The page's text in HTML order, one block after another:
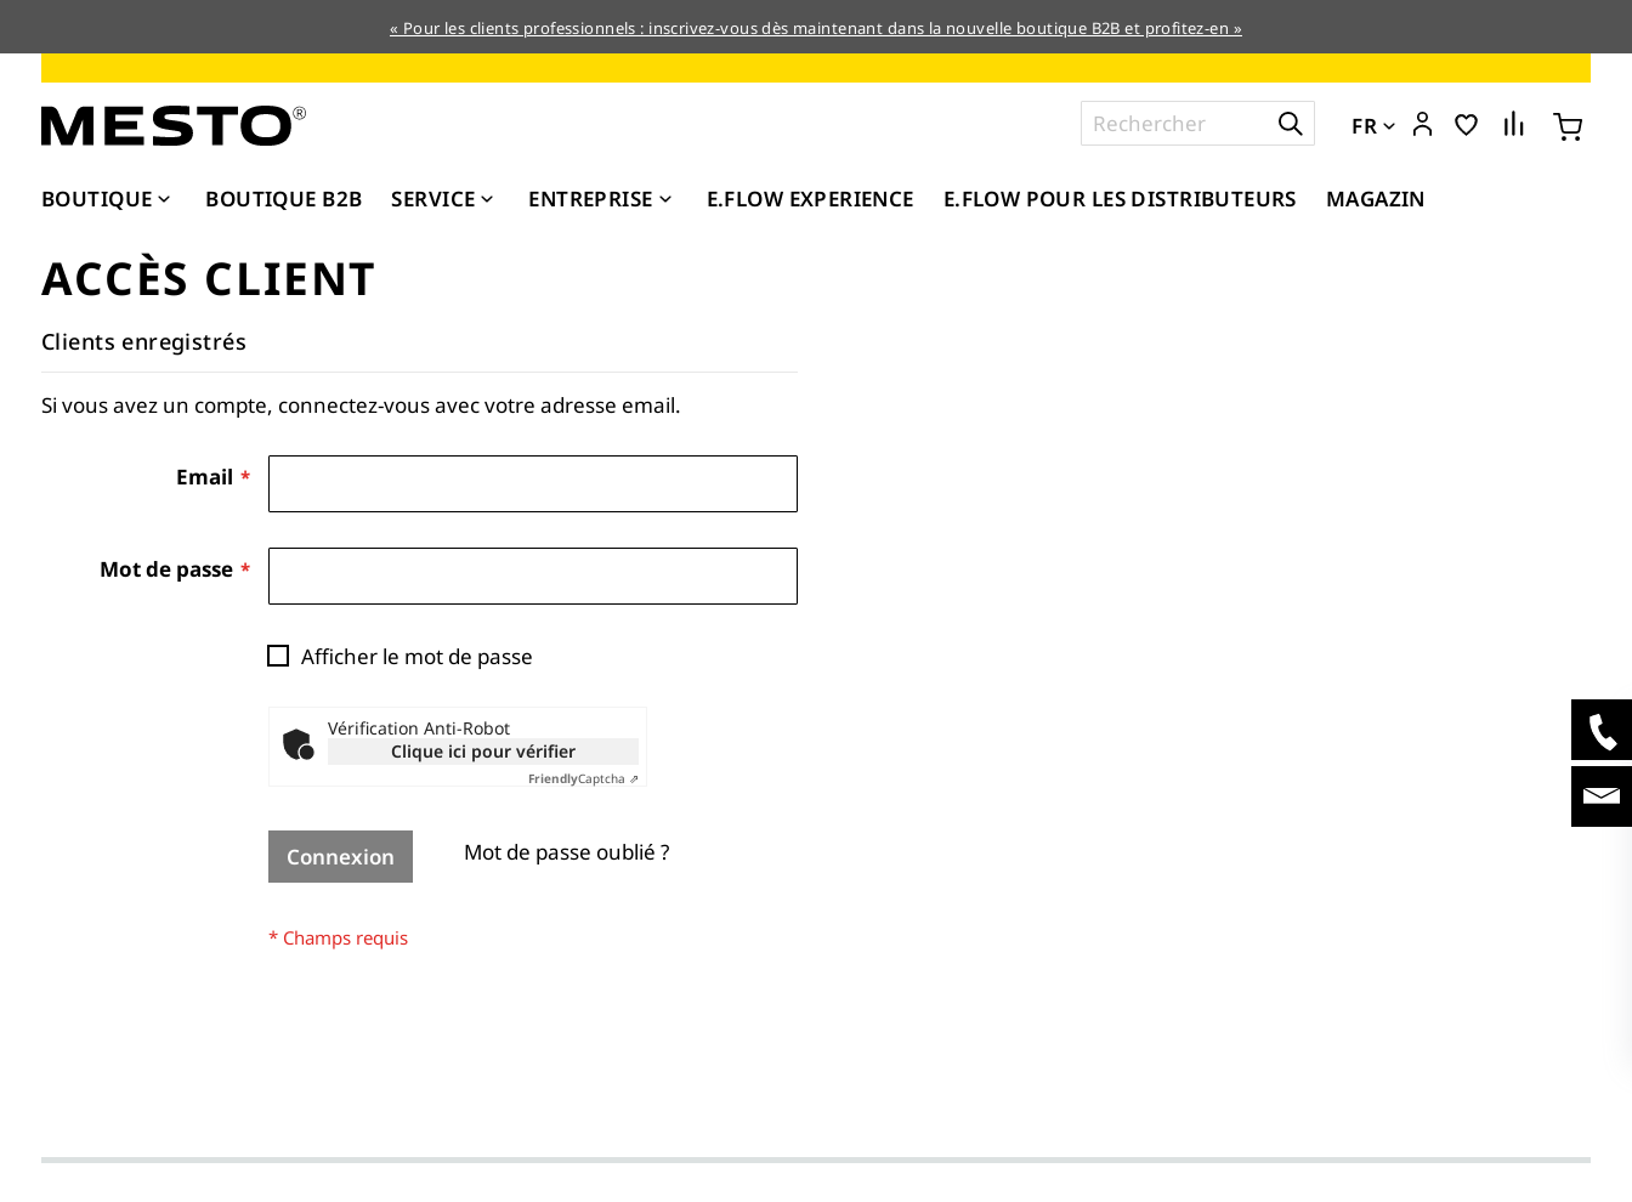
« Pour les clients professionnels : inscrivez-vous dès maintenant dans la nouvelle boutique B2B et profitez-en »
contenu
FR
BOUTIQUE BOUTIQUE B2B SERVICE ENTREPRISE E.FLOW EXPERIENCE E.FLOW POUR LES DISTRIBUTEURS MAGAZIN
ACCÈS CLIENT
Clients enregistrés
Si vous avez un compte, connectez-vous avec votre adresse email.
Email
Mot de passe
Afficher le mot de passe
Vérification Anti-Robot
Clique ici pour vérifier
FriendlyCaptcha ⇗
Connexion Mot de passe oublié ?